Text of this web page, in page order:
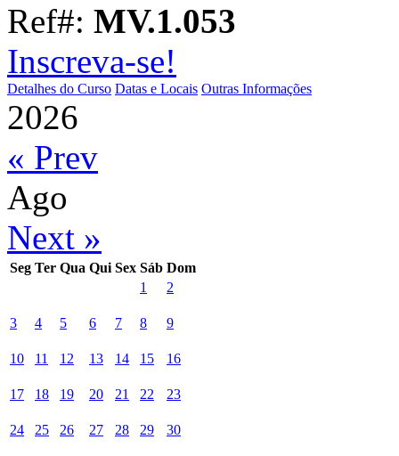
Ref#: MV.1.053
Inscreva-se!
Detalhes do Curso Datas e Locais Outras Informações
2026
« Prev
Ago
Next »
Seg Ter Qua Qui Sex Sáb Dom
1
2
3 4 5 6 7 8 9
10 11 12 13 14 15 16
17 18 19 20 21 22 23
24 25 26 27 28 29 30